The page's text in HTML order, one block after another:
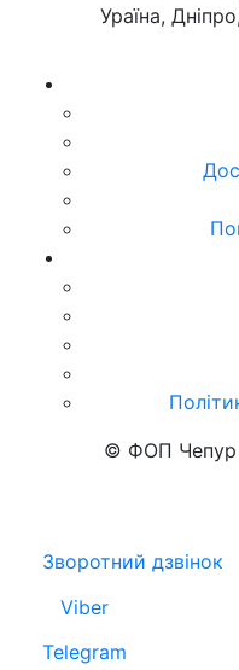
Ураїна,
© ФОП Чепур
Зворотний дзвінок
Viber
Telegram